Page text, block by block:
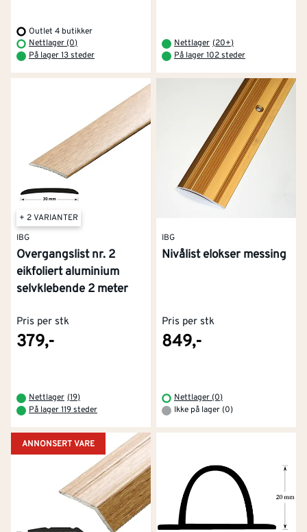
Outlet 4 butikker
Nettlager (0)
På lager 13 steder
Nettlager (20+)
På lager 102 steder
+ 2 VARIANTER
IBG
Overgangslist nr. 2
eikfoliert aluminium
selvklebende 2 meter
Pris per stk
379,-
Nettlager (19)
På lager 119 steder
IBG
Nivålist elokser messing
Pris per stk
849,-
Nettlager (0)
Ikke på lager (0)
ANNONSERT VARE